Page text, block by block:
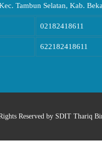
Tambun Selatan, Kab.
02182418611
622182418611
Reserved by SDIT Thariq